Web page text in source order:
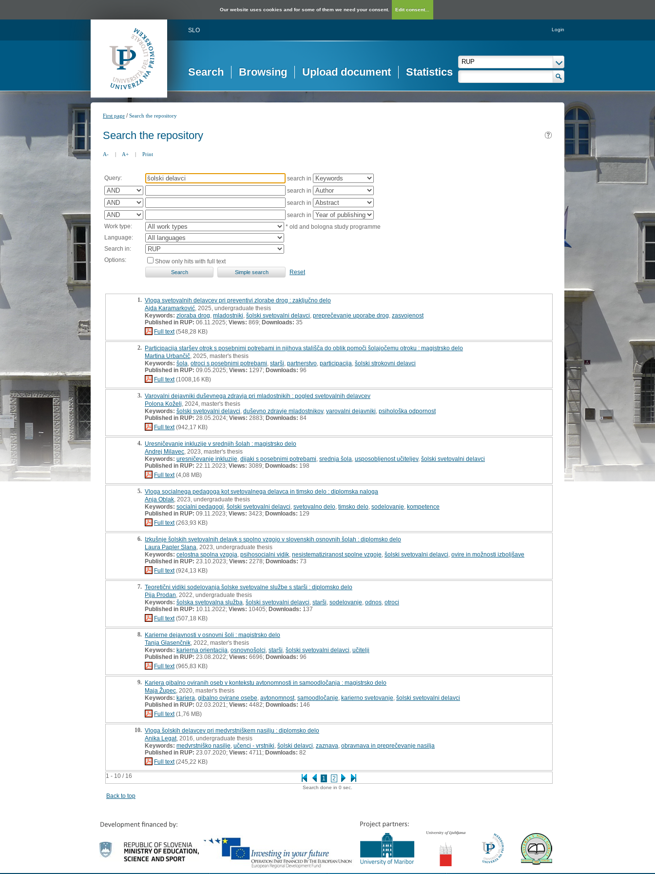
Our website uses cookies and for some of them we need your consent. Edit consent...
SLO Login
Search Browsing Upload document Statistics
First page /Search the repository
Search the repository
A- | A+ | Print
Query:
search in
search in
search in
search in
Work type:
* old and bologna study programme
Language:
Search in:
Options:
Show only hits with full text
Reset
1 - 10 / 16 1 2
1. Vloga svetovalnih delavcev pri preventivi zlorabe drog : zaključno delo
Ajda Karamarković , 2025, undergraduate thesis
Keywords: zloraba drog mladostniki šolski svetovalni delavci preprečevanje uporabe drog zasvojenost
Published in RUP: 06.11.2025; Views: 869; Downloads: 35
Full text(548,28 KB)
2. Participacija staršev otrok s posebnimi potrebami in njihova stališča do oblik pomoči šolajočemu otroku : magistrsko delo
Martina Urbančič , 2025, master's thesis
Keywords: šola otroci s posebnimi potrebami starši partnerstvo participacija šolski strokovni delavci
Published in RUP: 09.05.2025; Views: 1297; Downloads: 96
Full text(1008,16 KB)
3. Varovalni dejavniki duševnega zdravja pri mladostnikih : pogled svetovalnih delavcev
Polona Koželj , 2024, master's thesis
Keywords: šolski svetovalni delavci duševno zdravje mladostnikov, varovalni dejavniki psihološka odpornost
Published in RUP: 28.05.2024; Views: 2883; Downloads: 84
Full text(942,17 KB)
4. Uresničevanje inkluzije v srednjih šolah : magistrsko delo
Andrej Milavec , 2023, master's thesis
Keywords: uresničevanje inkluzije dijaki s posebnimi potrebami srednja šola usposobljenost učiteljev, šolski svetovalni delavci
Published in RUP: 22.11.2023; Views: 3089; Downloads: 198
Full text(4,08 MB)
5. Vloga socialnega pedagoga kot svetovalnega delavca in timsko delo : diplomska naloga
Anja Oblak , 2023, undergraduate thesis
Keywords: socialni pedagogi šolski svetovalni delavci svetovalno delo timsko delo sodelovanje kompetence
Published in RUP: 09.11.2023; Views: 3423; Downloads: 129
Full text(263,93 KB)
6. Izkušnje šolskih svetovalnih delavk s spolno vzgojo v slovenskih osnovnih šolah : diplomsko delo
Laura Papler Slana , 2023, undergraduate thesis
Keywords: celostna spolna vzgoja psihosocialni vidik nesistematiziranost spolne vzgoje šolski svetovalni delavci ovire in možnosti izboljšave
Published in RUP: 23.10.2023; Views: 2278; Downloads: 73
Full text(924,13 KB)
7. Teoretični vidiki sodelovanja šolske svetovalne službe s starši : diplomsko delo
Pija Prodan , 2022, undergraduate thesis
Keywords: šolska svetovalna služba šolski svetovalni delavci starši sodelovanje odnos otroci
Published in RUP: 10.11.2022; Views: 10405; Downloads: 137
Full text(507,18 KB)
8. Karierne dejavnosti v osnovni šoli : magistrsko delo
Tanja Glasenčnik , 2022, master's thesis
Keywords: karierna orientacija osnovnošolci starši šolski svetovalni delavci učitelji
Published in RUP: 23.08.2022; Views: 6696; Downloads: 96
Full text(965,83 KB)
9. Kariera gibalno oviranih oseb v kontekstu avtonomnosti in samoodločanja : magistrsko delo
Maja Župec , 2020, master's thesis
Keywords: kariera gibalno ovirane osebe avtonomnost, samoodločanje karierno svetovanje šolski svetovalni delavci
Published in RUP: 02.03.2021; Views: 4482; Downloads: 146
Full text(1,76 MB)
10. Vloga šolskih delavcev pri medvrstniškem nasilju : diplomsko delo
Anika Legat, 2016, undergraduate thesis
Keywords: medvrstniško nasilje učenci - vrstniki šolski delavci zaznava obravnava in preprečevanje nasilja
Published in RUP: 23.07.2020; Views: 4711; Downloads: 82
Full text(245,22 KB)
Search done in 0 sec.
Back to top